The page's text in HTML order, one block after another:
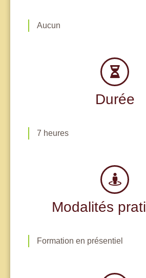
Aucun
Durée
7 heures
Modalités
Formation en présentiel